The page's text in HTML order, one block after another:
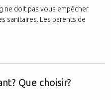
ne doit pas vous empêcher
sanitaires. Les parents de
Que choisir?